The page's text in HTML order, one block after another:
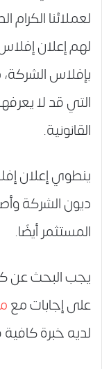
لعملائنا
لهم إعلان
بإفلاس الشركة،
التي قد لا
القانونية.
ينطوي إعلان
ديون الشركة
المستثمر أيضًا.
يجب البحث عن
على إجابات مع
لديه خبرة